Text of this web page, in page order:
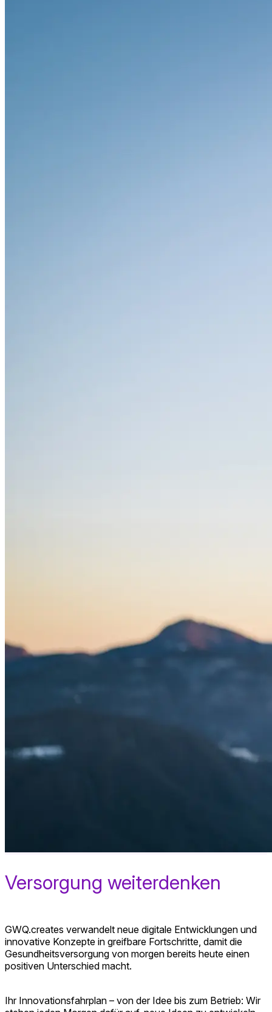
Versorgung weiterdenken
GWQ.creates verwandelt neue digitale Entwicklungen und
innovative Konzepte in greifbare Fortschritte, damit die
Gesundheitsversorgung von morgen bereits heute einen
positiven Unterschied macht.
Ihr Innovationsfahrplan – von der Idee bis zum Betrieb: Wir